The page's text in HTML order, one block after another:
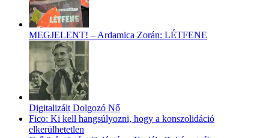
MEGJELENT! – Ardamica Zorán: LÉTFENE
Digitalizált Dolgozó Nő
Fico: Ki kell hangsúlyozni, hogy a konszolidáció
elkerülhetetlen